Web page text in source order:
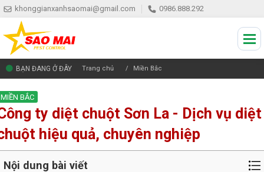
khonggianxanhsaomai@gmail.com 0986.888.292
BẠN ĐANG Ở ĐÂY Trang chủ Miền Bắc
MIỀN BẮC
ty diệt chuột Sơn La - Dịch vụ diệt
hiệu quả, chuyên nghiệp
Nội dung bài viết